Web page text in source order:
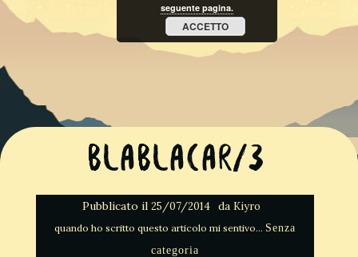
Blablacar/3
Pubblicato il 25/07/2014 da Kiyro
Senza
categoria
seguente pagina.
ACCETTO